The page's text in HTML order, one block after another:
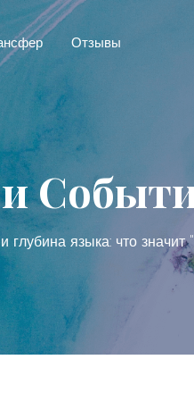
Отзывы
глубина языка: что значит